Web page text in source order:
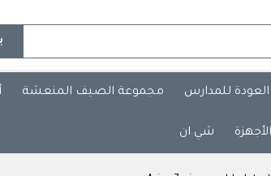
العودة للمدارس مجموعة الصيف المنعشة
شي ان